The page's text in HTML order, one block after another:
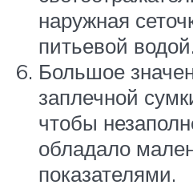
наружная
питьевой водой.
Большое
заплечной
чтобы
обладало
показателями.